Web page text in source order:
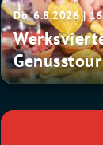
Werksviertel-
Mitte
Genusstour
Do. 6.8.2026 |
Genusstour